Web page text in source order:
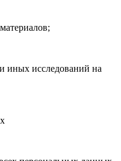
иных исследований на